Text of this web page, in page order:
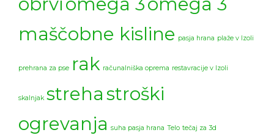
maščobne kisline pasja hrana plaže v Izoli
prehrana za pse rak računalniška oprema restavracije v Izoli
skalnjak streha stroški
ogrevanja suha pasja hrana Telo tečaj za 3d